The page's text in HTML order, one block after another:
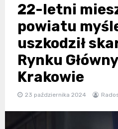
22-letni
powiatu
uszkodził
Rynku
Krakowie
23 października 2024